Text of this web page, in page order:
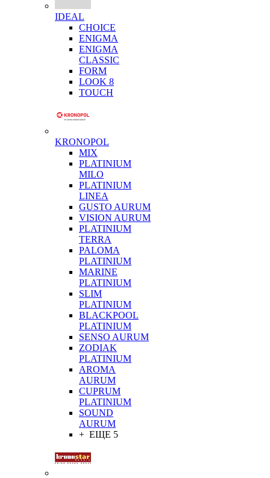
IDEAL
CHOICE
ENIGMA
ENIGMA
CLASSIC
FORM
LOOK 8
TOUCH
KRONOPOL
MIX
PLATINIUM
MILO
PLATINIUM
LINEA
GUSTO AURUM
VISION AURUM
PLATINIUM
TERRA
PALOMA
PLATINIUM
MARINE
PLATINIUM
SLIM
PLATINIUM
BLACKPOOL
PLATINIUM
SENSO AURUM
ZODIAK
PLATINIUM
AROMA
AURUM
CUPRUM
PLATINIUM
SOUND
AURUM
+ ЕЩЕ 5